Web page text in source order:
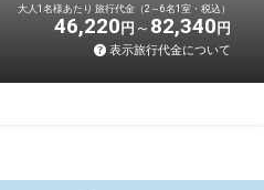
大人1名様あたり 旅行代金（2～6名1室・税込）
46,220 円 82,340 円
表示旅行代金について